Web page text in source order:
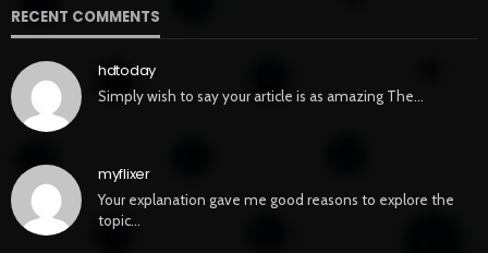
RECENT COMMENTS
hdtoday
Simply wish to say your article is as amazing The…
myflixer
Your explanation gave me good reasons to explore the
topic…